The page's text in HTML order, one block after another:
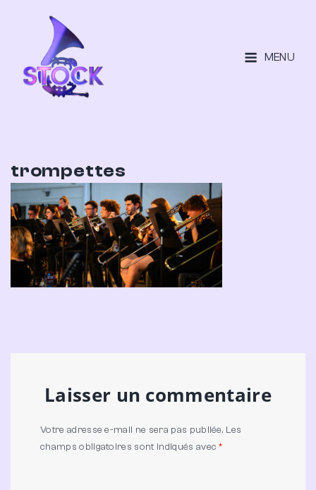
MENU
trompettes
Laisser un commentaire
Votre adresse e-mail ne sera pas publiée. Les
champs obligatoires sont indiqués avec*